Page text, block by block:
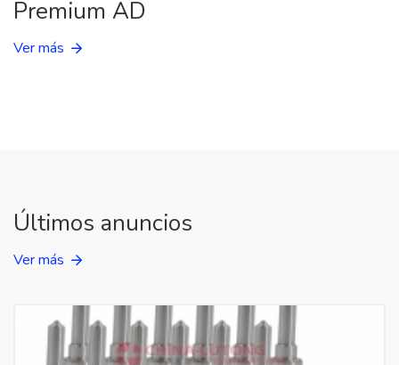
Premium AD
Ver más
Últimos anuncios
Ver más